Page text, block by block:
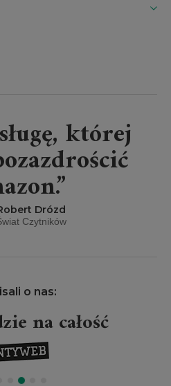
której
Drózd
Czytników
o nas:
na całość